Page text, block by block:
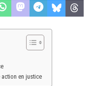
en justice